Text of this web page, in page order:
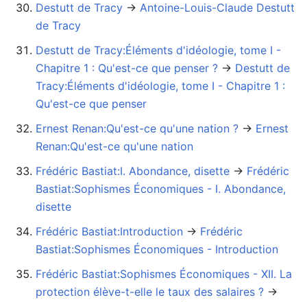
Destutt de Tracy →‎ Antoine-Louis-Claude Destutt
de Tracy
Destutt de Tracy:Éléments d'idéologie, tome I -
Chapitre 1 : Qu'est-ce que penser ? →‎ Destutt de
Tracy:Éléments d'idéologie, tome I - Chapitre 1 :
Qu'est-ce que penser
Ernest Renan:Qu'est-ce qu'une nation ? →‎ Ernest
Renan:Qu'est-ce qu'une nation
Frédéric Bastiat:I. Abondance, disette →‎ Frédéric
Bastiat:Sophismes Économiques - I. Abondance,
disette
Frédéric Bastiat:Introduction →‎ Frédéric
Bastiat:Sophismes Économiques - Introduction
Frédéric Bastiat:Sophismes Économiques - XII. La
protection élève-t-elle le taux des salaires ? →‎